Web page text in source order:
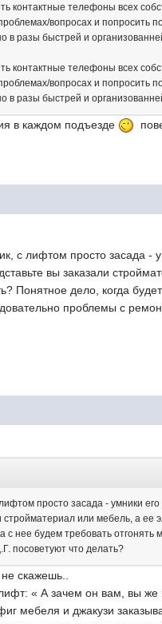
контактные телефоны всех
вопросах и попросить
разы быстрей и
контактные телефоны всех
вопросах и попросить
разы быстрей и
в каждом подъезде
с лифтом просто засада -
вы заказали
Понятное дело, когда
проблемы с
просто засада - умники
или мебель, а
с нее будем требовать
посоветуют что делать?
скажешь..
« А зачем он вам, вы
мебеля и джакузи